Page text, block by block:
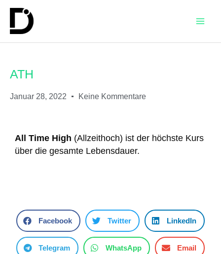
ATH
Januar 28, 2022 Keine Kommentare
All Time High (Allzeithoch) ist der höchste Kurs
über die gesamte Lebensdauer.
Facebook Twitter LinkedIn
Telegram WhatsApp Email